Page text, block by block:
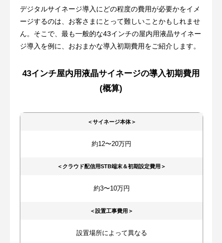
デジタルサイネージ導入にどの程度の費用が必要かをイメ
ージするのは、お客さまにとって難しいことかもしれませ
ん。そこで、最も一般的な43インチの屋内用液晶サイネー
ジ導入を例に、おおまかな導入初期費用をご紹介します。
43インチ屋内用液晶サイネージの導入初期費用
(概算)
＜サイネージ本体＞
約12〜20万円
＜クラウド配信用STB端末＆初期設定費用＞
約3〜10万円
＜設置工事費用＞
設置場所によって異なる